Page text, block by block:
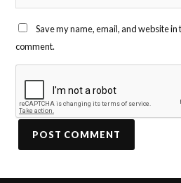
Save my name, email, and website
comment.